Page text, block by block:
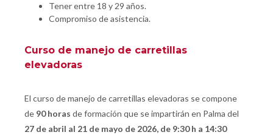
Tener entre 18 y 29 años.
Compromiso de asistencia.
Curso de manejo de carretillas
elevadoras
El curso de manejo de carretillas elevadoras se compone
de 90 horas de formación que se impartirán en Palma del
27 de abril al 21 de mayo de 2026, de 9:30 h a 14:30